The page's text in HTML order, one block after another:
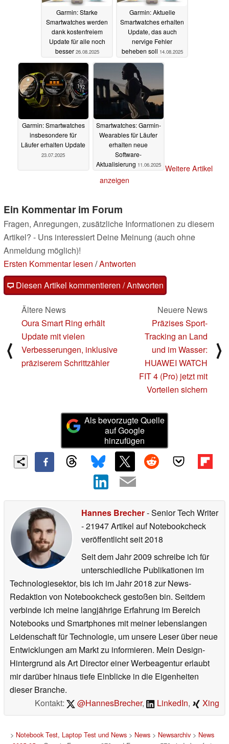
Garmin: Starke
Smartwatches werden
dank kostenfreiem
Update für alle noch
besser 26.08.2025
Garmin: Aktuelle
Smartwatches erhalten
Update, das auch
nervige Fehler
beheben soll 14.08.2025
Garmin: Smartwatches
insbesondere für
Läufer erhalten Update
23.07.2025
Smartwatches: Garmin-
Wearables für Läufer
erhalten neue
Software-
Aktualisierung 11.06.2025
Weitere Artikel
anzeigen
Ein Kommentar im Forum
Fragen, Anregungen, zusätzliche Informationen zu diesem
Artikel? - Uns interessiert Deine Meinung (auch ohne
Anmeldung möglich)!
Ersten Kommentar lesen /Antworten
Diesen Artikel kommentieren / Antworten
⟨
Ältere News
Oura Smart Ring erhält
Update mit vielen
Verbesserungen, inklusive
präziserem Schrittzähler
Neuere News
Präzises Sport-
Tracking an Land
und im Wasser:
HUAWEI WATCH
FIT 4 (Pro) jetzt mit
Vorteilen sichern
⟩
Als bevorzugte Quelle
auf Google
hinzufügen
Hannes Brecher- Senior Tech Writer
- 21947 Artikel auf Notebookcheck
veröffentlichtseit 2018
Seit dem Jahr 2009 schreibe ich für
unterschiedliche Publikationen im
Technologiesektor, bis ich im Jahr 2018 zur News-
Redaktion von Notebookcheck gestoßen bin. Seitdem
verbinde ich meine langjährige Erfahrung im Bereich
Notebooks und Smartphones mit meiner lebenslangen
Leidenschaft für Technologie, um unsere Leser über neue
Entwicklungen am Markt zu informieren. Mein Design-
Hintergrund als Art Director einer Werbeagentur erlaubt
mir darüber hinaus tiefe Einblicke in die Eigenheiten
dieser Branche.
Kontakt:
@HannesBrecher, LinkedIn, Xing
> Notebook Test, Laptop Test und News> News> Newsarchiv> News